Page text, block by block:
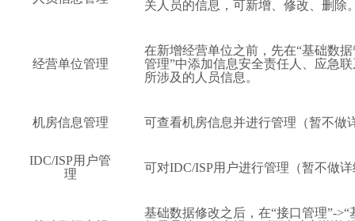
关人员的信息，可新增、修改、删除
经营单位管理
在新增经营单位之前，先在“基础数据
管理”中添加信息安全责任人、应急
所涉及的人员信息。
机房信息管理 可查看机房信息并进行管理（暂不做
IDC/ISP用户管
理
可对IDC/ISP用户进行管理（暂不做
基础数据修改之后，在“接口管理”->“